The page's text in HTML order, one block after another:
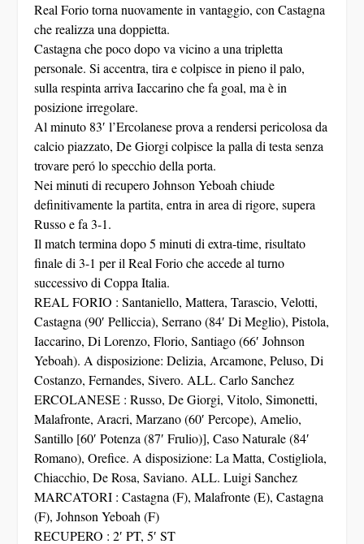
Real Forio torna nuovamente in vantaggio, con Castagna
che realizza una doppietta.
Castagna che poco dopo va vicino a una tripletta
personale. Si accentra, tira e colpisce in pieno il palo,
sulla respinta arriva Iaccarino che fa goal, ma è in
posizione irregolare.
Al minuto 83′ l’Ercolanese prova a rendersi pericolosa da
calcio piazzato, De Giorgi colpisce la palla di testa senza
trovare peró lo specchio della porta.
Nei minuti di recupero Johnson Yeboah chiude
definitivamente la partita, entra in area di rigore, supera
Russo e fa 3-1.
Il match termina dopo 5 minuti di extra-time, risultato
finale di 3-1 per il Real Forio che accede al turno
successivo di Coppa Italia.
REAL FORIO : Santaniello, Mattera, Tarascio, Velotti,
Castagna (90′ Pelliccia), Serrano (84′ Di Meglio), Pistola,
Iaccarino, Di Lorenzo, Florio, Santiago (66′ Johnson
Yeboah). A disposizione: Delizia, Arcamone, Peluso, Di
Costanzo, Fernandes, Sivero. ALL. Carlo Sanchez
ERCOLANESE : Russo, De Giorgi, Vitolo, Simonetti,
Malafronte, Aracri, Marzano (60′ Percope), Amelio,
Santillo [60′ Potenza (87′ Frulio)], Caso Naturale (84′
Romano), Orefice. A disposizione: La Matta, Costigliola,
Chiacchio, De Rosa, Saviano. ALL. Luigi Sanchez
MARCATORI : Castagna (F), Malafronte (E), Castagna
(F), Johnson Yeboah (F)
RECUPERO : 2′ PT, 5′ ST